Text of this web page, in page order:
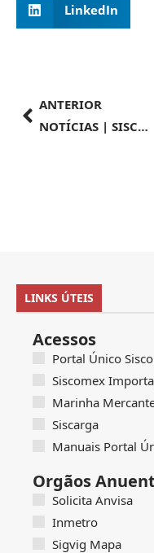
LinkedIn
ANTERIOR
NOTÍCIAS | SISCOMEX | Importação nº 024/2024
LINKS ÚTEIS
Acessos
Portal Único
Siscomex
Marinha
Siscarga
Manuais Portal
Orgãos
Solicita Anvisa
Inmetro
Sigvig Mapa